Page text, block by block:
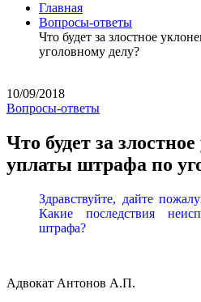
Главная
Вопросы-ответы
Что будет за злостное
уголовному делу?
10/09/2018
Вопросы-ответы
Что будет за
уплаты штрафа по
Здравствуйте, дайте
Какие последствия
штрафа?
Адвокат Антонов А.П.